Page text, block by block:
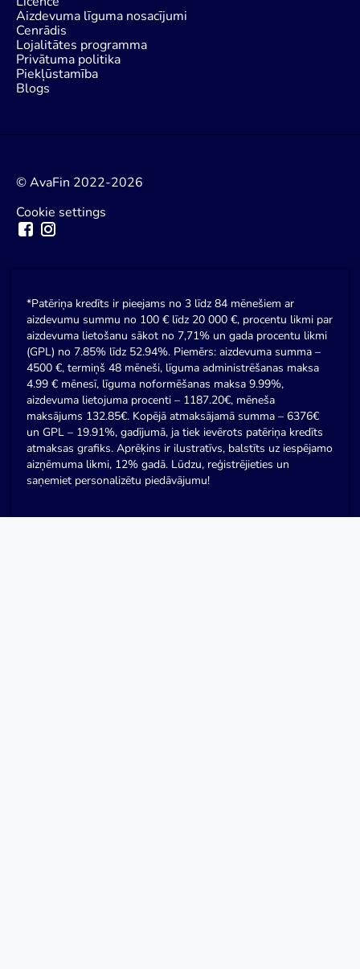
Aizdevuma līguma nosacījumi
Cenrādis
Lojalitātes programma
Privātuma politika
Piekļūstamība
Blogs
© AvaFin 2022-2026
Cookie settings
*Patēriņa kredīts ir pieejams no 3 līdz 84 mēnešiem ar
aizdevumu summu no 100 € līdz 20 000 €, procentu likmi par
aizdevuma lietošanu sākot no 7,71% un gada procentu likmi
(GPL) no 7.85% līdz 52.94%. Piemērs: aizdevuma summa –
4500 €, termiņš 48 mēneši, līguma administrēšanas maksa
4.99 € mēnesī, līguma noformēšanas maksa 9.99%,
aizdevuma lietojuma procenti – 1187.20€, mēneša
maksājums 132.85€. Kopējā atmaksājamā summa – 6376€
un GPL – 19.91%, gadījumā, ja tiek ievērots patēriņa kredīts
atmaksas grafiks. Aprēķins ir ilustratīvs, balstīts uz iespējamo
aizņēmuma likmi, 12% gadā. Lūdzu, reģistrējieties un
saņemiet personalizētu piedāvājumu!